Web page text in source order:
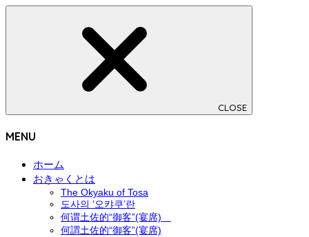
CLOSE
MENU
ホーム
おきゃくとは
The Okyaku of Tosa
도사의 ‘오캬쿠’란
何谓土佐的“御客”(宴席)
何謂土佐的“御客”(宴席)